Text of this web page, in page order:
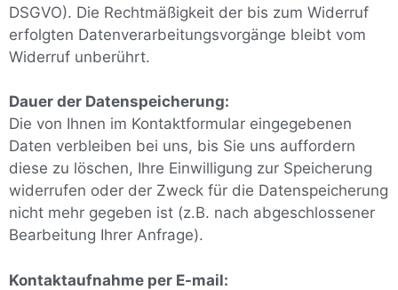
DSGVO). Die Rechtmäßigkeit der bis zum Widerruf
erfolgten Datenverarbeitungsvorgänge bleibt vom
Widerruf unberührt.
Dauer der Datenspeicherung:
Die von Ihnen im Kontaktformular eingegebenen
Daten verbleiben bei uns, bis Sie uns auffordern
diese zu löschen, Ihre Einwilligung zur Speicherung
widerrufen oder der Zweck für die Datenspeicherung
nicht mehr gegeben ist (z.B. nach abgeschlossener
Bearbeitung Ihrer Anfrage).
Kontaktaufnahme per E-mail: